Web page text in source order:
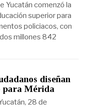
Yucatán comenzó la
superior para
policiacos, con
millones 842
diseñan
para Mérida
28 de